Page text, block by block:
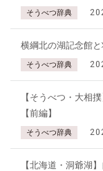
そうべつ辞典
横綱北の湖記念館
そうべつ辞典
【そうべつ・大相
【前編】
そうべつ辞典
【北海道・洞爺湖